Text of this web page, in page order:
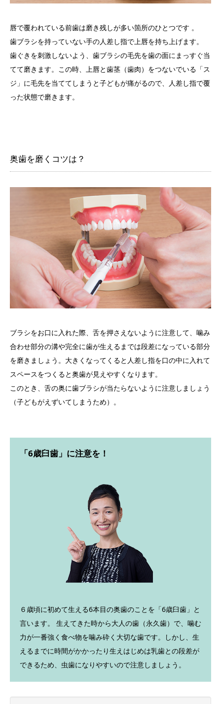
唇で覆われている前歯は磨き残しが多い箇所のひとつです 。
歯ブラシを持っていない手の人差し指で上唇を持ち上げます。
歯ぐきを刺激しないよう、歯ブラシの毛先を歯の面にまっすぐ当
てて磨きます。この時、上唇と歯茎（歯肉）をつないでいる「ス
ジ」に毛先を当ててしまうと子どもが痛がるので、人差し指で覆
った状態で磨きます。
奥歯を磨くコツは？
ブラシをお口に入れた際、舌を押さえないように注意して、噛み
合わせ部分の溝や完全に歯が生えるまでは段差になっている部分
を磨きましょう。大きくなってくると人差し指を口の中に入れて
スペースをつくると奥歯が見えやすくなります。
このとき、舌の奥に歯ブラシが当たらないように注意しましょう
（子どもがえずいてしまうため）。
「6歳臼歯」に注意を！
６歳頃に初めて生える6本目の奥歯のことを「6歳臼歯」と
言います。 生えてきた時から大人の歯（永久歯）で、噛む
力が一番強く食べ物を噛み砕く大切な歯です。しかし、生
えるまでに時間がかかったり生えはじめは乳歯との段差が
できるため、虫歯になりやすいので注意しましょう。